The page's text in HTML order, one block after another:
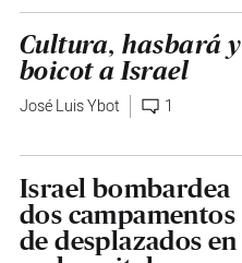
Cultura, hasbará y
boicot a Israel
José Luis Ybot 1
Israel bombardea
dos campamentos
de desplazados en